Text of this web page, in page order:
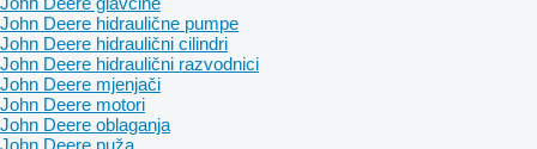
John Deere hidraulične pumpe
John Deere hidraulični cilindri
John Deere hidraulični razvodnici
John Deere mjenjači
John Deere motori
John Deere oblaganja